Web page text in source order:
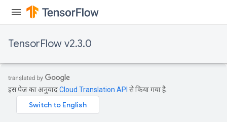
TensorFlow v2.3.0
इस पेज का अनुवादCloud Translation API से किया गया है.